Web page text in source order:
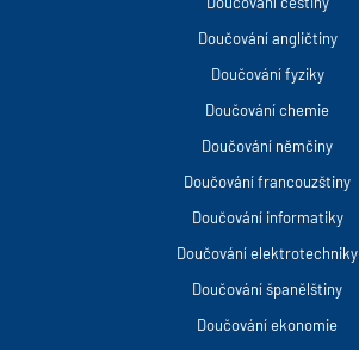
Doučování angličtiny
Doučování fyziky
Doučování chemie
Doučování němčiny
Doučování francouzštiny
Doučování informatiky
Doučování elektrotechniky
Doučování španělštiny
Doučování ekonomie